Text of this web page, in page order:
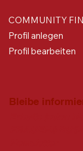
Bleibe
COMMUNITY
Profil anlegen
Profil bearbeiten